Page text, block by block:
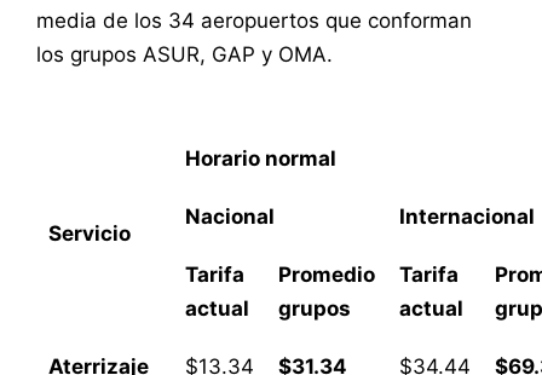
media de los 34 aeropuertos que conforman
los grupos ASUR, GAP y OMA.
Servicio
Horario normal
Nacional Internacional
Tarifa
actual
Promedio
grupos
Tarifa
actual
Aterrizaje $13.34 $31.34 $34.44